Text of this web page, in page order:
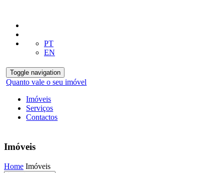
PT
EN
Toggle navigation
Quanto vale o seu imóvel
Imóveis
Serviços
Contactos
Imóveis
Home Imóveis